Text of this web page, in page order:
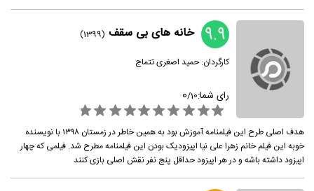
9.9 خانه های بی سقف (1399)
کارگردان:حمید اصغری تتماج
رای شما: 0/10
هدف اصلی طرح این فیلمنامه آموزش بود به همین خاطر در زمستان ۱۳۹۸ با نویسنده
خوبه این فیلم خانم زهرا علی نیا اپیزودیک بودن این فیلمنامه مطرح شد. فیلمی که چهار
اپیزود داشته باشه و در هر اپیزود حداقل پنج نفر نقش اصلی بازی کنند